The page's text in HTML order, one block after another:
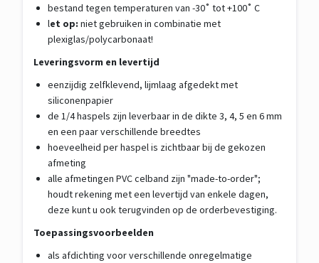
bestand tegen temperaturen van -30˚ tot +100˚ C
let op: niet gebruiken in combinatie met
plexiglas/polycarbonaat!
Leveringsvorm en levertijd
eenzijdig zelfklevend, lijmlaag afgedekt met
siliconenpapier
de 1/4 haspels zijn leverbaar in de dikte 3, 4, 5 en 6 mm
en een paar verschillende breedtes
hoeveelheid per haspel is zichtbaar bij de gekozen
afmeting
alle afmetingen PVC celband zijn "made-to-order";
houdt rekening met een levertijd van enkele dagen,
deze kunt u ook terugvinden op de orderbevestiging.
Toepassingsvoorbeelden
als afdichting voor verschillende onregelmatige